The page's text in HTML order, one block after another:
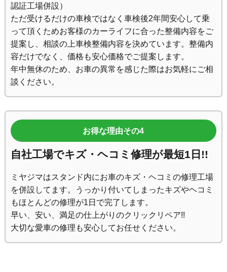
認証工場併設）
ただ受けるだけの車検ではなく車検後2年間安心して乗
って頂くためお客様のカーライフに合った整備内容をご
提案し、相談の上車検整備内容を決めています。整備内
容だけでなく、価格も安心価格でご提案します。
年中無休のため、お車の異常を感じた際はお気軽にご相
談ください。
お得な理由その4
自社工場でキズ・ヘコミ修理が最短1日!!
ミヤジマはスタンド内にお車のキズ・ヘコミの修理工場
を併設してます。うっかり付いてしまったキズやヘコミ
もほとんどの修理が1日で完了します。
早い、安い、満足の仕上がりのクリックリペア!!
大切な愛車の修理も安心してお任せください。